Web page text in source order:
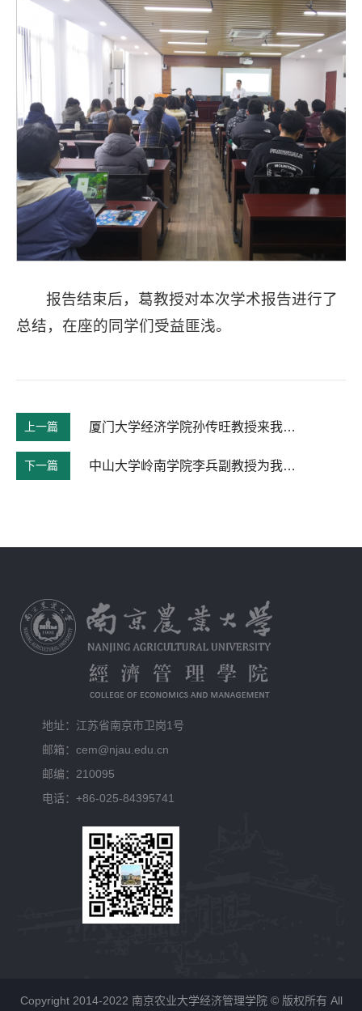
报告结束后，葛教授对本次学术报告进行了
总结，在座的同学们受益匪浅。
上一篇 厦门大学经济学院孙传旺教授来我院作报告
下一篇 中山大学岭南学院李兵副教授为我院师生作学术报告
地址：江苏省南京市卫岗1号
邮箱：cem@njau.edu.cn
邮编：210095
电话：+86-025-84395741
Copyright 2014-2022 南京农业大学经济管理学院 © 版权所有 All